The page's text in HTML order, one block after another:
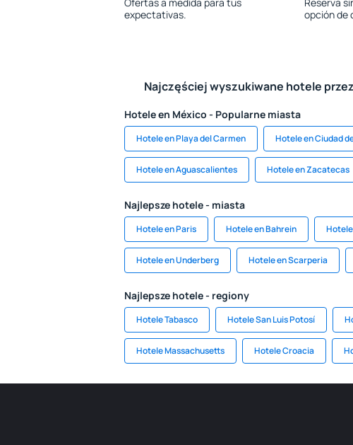
expectativas.
opción de
Najczęściej wyszukiwane hotele
Hotele en México - Popularne miasta
Hotele en Playa del Carmen Hotele en Ciudad
Hotele en Aguascalientes Hotele en Zacatecas
Najlepsze hotele - miasta
Hotele en Paris Hotele en Bahrein
Hotele en Underberg Hotele en Scarperia
Najlepsze hotele - regiony
Hotele Tabasco Hotele San Luis Potosí
Hotele Massachusetts Hotele Croacia